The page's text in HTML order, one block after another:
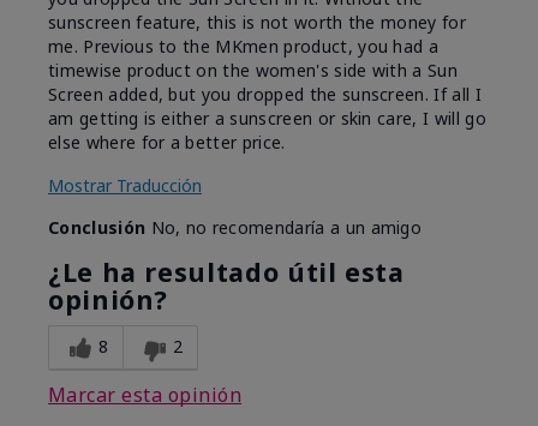
sunscreen feature, this is not worth the money for
me. Previous to the MKmen product, you had a
timewise product on the women's side with a Sun
Screen added, but you dropped the sunscreen. If all I
am getting is either a sunscreen or skin care, I will go
else where for a better price.
Mostrar Traducción
Conclusión No, no recomendaría a un amigo
¿Le ha resultado útil esta
opinión?
8 2
Marcar esta opinión